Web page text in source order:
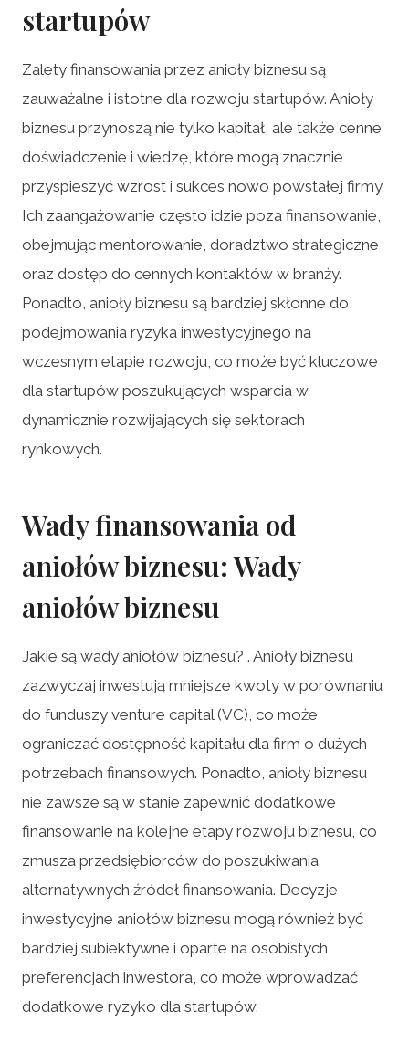
startupów
Zalety finansowania przez anioły biznesu są
zauważalne i istotne dla rozwoju startupów. Anioły
biznesu przynoszą nie tylko kapitał, ale także cenne
doświadczenie i wiedzę, które mogą znacznie
przyspieszyć wzrost i sukces nowo powstałej firmy.
Ich zaangażowanie często idzie poza finansowanie,
obejmując mentorowanie, doradztwo strategiczne
oraz dostęp do cennych kontaktów w branży.
Ponadto, anioły biznesu są bardziej skłonne do
podejmowania ryzyka inwestycyjnego na
wczesnym etapie rozwoju, co może być kluczowe
dla startupów poszukujących wsparcia w
dynamicznie rozwijających się sektorach
rynkowych.
Wady finansowania od
aniołów biznesu: Wady
aniołów biznesu
Jakie są wady aniołów biznesu? . Anioły biznesu
zazwyczaj inwestują mniejsze kwoty w porównaniu
do funduszy venture capital (VC), co może
ograniczać dostępność kapitału dla firm o dużych
potrzebach finansowych. Ponadto, anioły biznesu
nie zawsze są w stanie zapewnić dodatkowe
finansowanie na kolejne etapy rozwoju biznesu, co
zmusza przedsiębiorców do poszukiwania
alternatywnych źródeł finansowania. Decyzje
inwestycyjne aniołów biznesu mogą również być
bardziej subiektywne i oparte na osobistych
preferencjach inwestora, co może wprowadzać
dodatkowe ryzyko dla startupów.